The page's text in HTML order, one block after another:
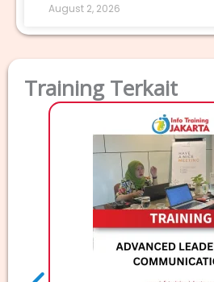
August 2, 2026
Training Terkait